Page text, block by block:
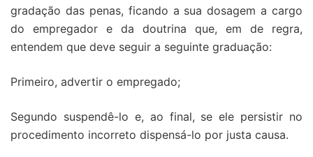
gradação das penas, ficando a sua dosagem a cargo
do empregador e da doutrina que, em de regra,
entendem que deve seguir a seguinte graduação:
Primeiro, advertir o empregado;
Segundo suspendê-lo e, ao final, se ele persistir no
procedimento incorreto dispensá-lo por justa causa.